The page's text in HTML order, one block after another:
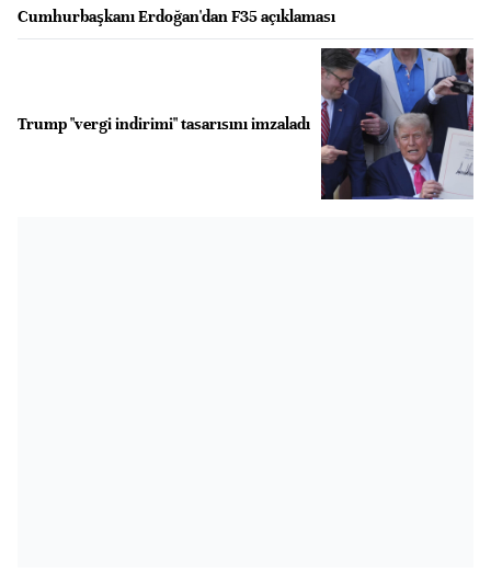
Cumhurbaşkanı Erdoğan'dan F35 açıklaması
Trump "vergi indirimi" tasarısını imzaladı